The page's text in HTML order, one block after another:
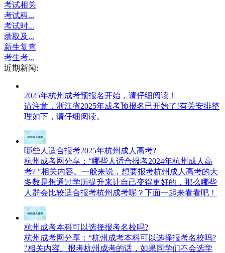
考试相关
考试科...
考试时...
录取及...
新生复查
考生考...
近期新闻:
2025年杭州成考预报名开始，请仔细阅读！
请注意，浙江省2025年成考预报名已开始了!有关安排整
理如下，请仔细阅读。
哪些人适合报考2025年杭州成人高考?
杭州成考网分享：“哪些人适合报考2024年杭州成人高
考? "相关内容。一般来说，想要报考杭州成人高考的大
多数是想通过学历提升来让自己变得更好的，那么哪些
人群会比较适合报考杭州成考呢？下面一起来看看吧！
杭州成考本科可以选择报考名校吗?
杭州成考网分享：“杭州成考本科可以选择报考名校吗?
"相关内容。报考杭州成考的话，如果同学们不会选学